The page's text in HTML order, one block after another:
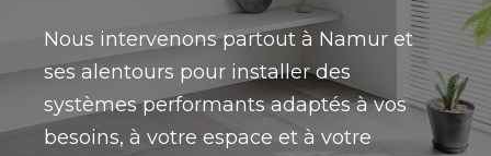
Nous intervenons partout à Namur et
ses alentours pour installer des
systèmes performants adaptés à vos
besoins, à votre espace et à votre